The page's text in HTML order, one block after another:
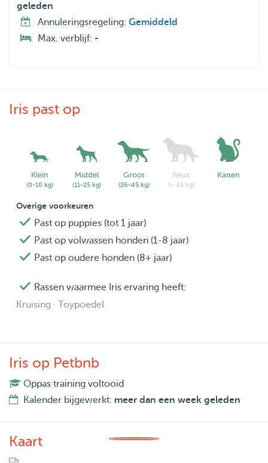
geleden
Annuleringsregeling: Gemiddeld
Max. verblijf: -
Iris past op
Klein
(0-10 kg)
Middel
(11-25 kg)
Groot
(26-45 kg)
Reus
(> 45 kg)
Katten
Overige voorkeuren
Past op puppies (tot 1 jaar)
Past op volwassen honden (1-8 jaar)
Past op oudere honden (8+ jaar)
Rassen waarmee Iris ervaring heeft:
Kruising · Toypoedel
Iris op Petbnb
Oppas training voltooid
Kalender bijgewerkt: meer dan een week geleden
Kaart